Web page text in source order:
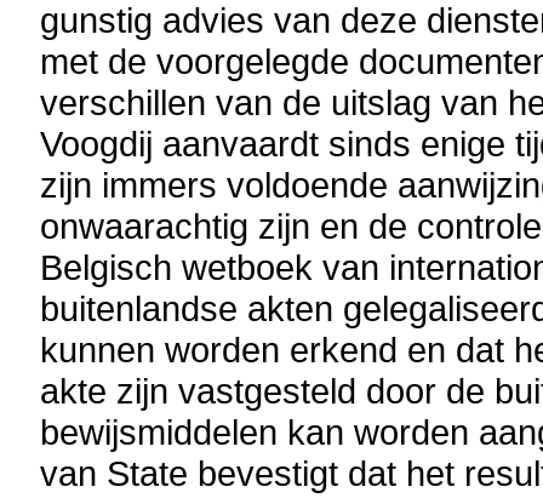
gunstig advies van deze
met de voorgelegde
verschillen van de uitslag van
Voogdij aanvaardt sinds enige
zijn immers voldoende
onwaarachtig zijn en de
Belgisch wetboek van
buitenlandse akten
kunnen worden erkend en dat
akte zijn vastgesteld door de
bewijsmiddelen kan worden
van State bevestigt dat het